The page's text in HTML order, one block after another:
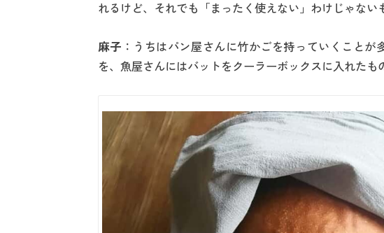
れるけど、それでも「まったく使えない」わけじゃない
麻子 ：うちはパン屋さんに竹かごを持っていくこと
を、魚屋さんにはバットをクーラーボックスに入れたも